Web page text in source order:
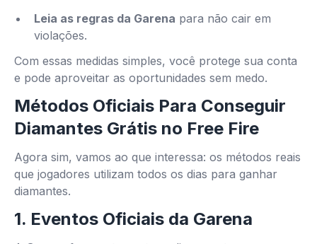
Leia as regras da Garena para não cair em
violações.
Com essas medidas simples, você protege sua conta
e pode aproveitar as oportunidades sem medo.
Métodos Oficiais Para Conseguir
Diamantes Grátis no Free Fire
Agora sim, vamos ao que interessa: os métodos reais
que jogadores utilizam todos os dias para ganhar
diamantes.
1. Eventos Oficiais da Garena